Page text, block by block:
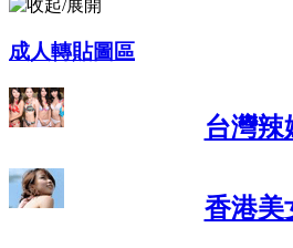
成人轉貼圖區
台灣辣
香港美